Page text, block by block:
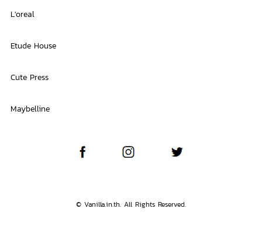
L'oreal
Etude House
Cute Press
Maybelline
© Vanilla.in.th. All Rights Reserved.